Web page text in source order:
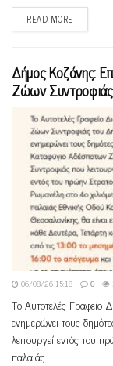
READ MORE
Δήμος Κοζάνης:
Ζώων
06/08/26 15:18 0
Το Αυτοτελές Γραφείο
ενημερώνει τους
λειτουργεί εντός του
παλαιάς...